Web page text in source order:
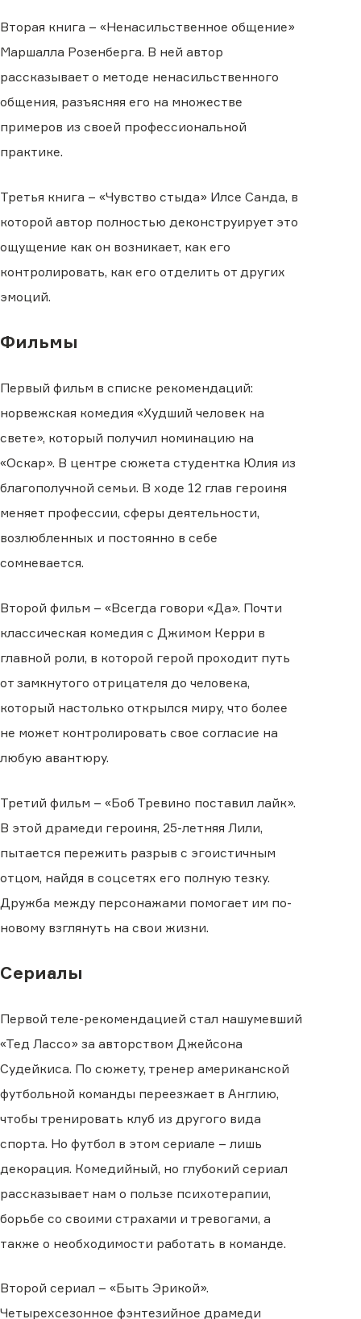
Вторая книга – «Ненасильственное общение»
Маршалла Розенберга. В ней автор
рассказывает о методе ненасильственного
общения, разъясняя его на множестве
примеров из своей профессиональной
практике.
Третья книга – «Чувство стыда» Илсе Санда, в
которой автор полностью деконструирует это
ощущение как он возникает, как его
контролировать, как его отделить от других
эмоций.
Фильмы
Первый фильм в списке рекомендаций:
норвежская комедия «Худший человек на
свете», который получил номинацию на
«Оскар». В центре сюжета студентка Юлия из
благополучной семьи. В ходе 12 глав героиня
меняет профессии, сферы деятельности,
возлюбленных и постоянно в себе
сомневается.
Второй фильм – «Всегда говори «Да». Почти
классическая комедия с Джимом Керри в
главной роли, в которой герой проходит путь
от замкнутого отрицателя до человека,
который настолько открылся миру, что более
не может контролировать свое согласие на
любую авантюру.
Третий фильм – «Боб Тревино поставил лайк».
В этой драмеди героиня, 25-летняя Лили,
пытается пережить разрыв с эгоистичным
отцом, найдя в соцсетях его полную тезку.
Дружба между персонажами помогает им по-
новому взглянуть на свои жизни.
Сериалы
Первой теле-рекомендацией стал нашумевший
«Тед Лассо» за авторством Джейсона
Судейкиса. По сюжету, тренер американской
футбольной команды переезжает в Англию,
чтобы тренировать клуб из другого вида
спорта. Но футбол в этом сериале – лишь
декорация. Комедийный, но глубокий сериал
рассказывает нам о пользе психотерапии,
борьбе со своими страхами и тревогами, а
также о необходимости работать в команде.
Второй сериал – «Быть Эрикой».
Четырехсезонное фэнтезийное драмеди